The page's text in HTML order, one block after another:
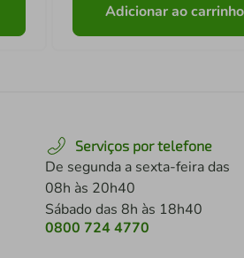
Adicionar ao carrinho
Serviços por telefone
De segunda a sexta-feira das
08h às 20h40
Sábado das 8h às 18h40
0800 724 4770